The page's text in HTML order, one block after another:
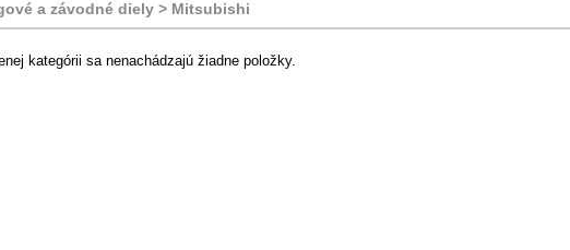
a závodné diely > Mitsubishi
kategórii sa nenachádzajú žiadne položky.